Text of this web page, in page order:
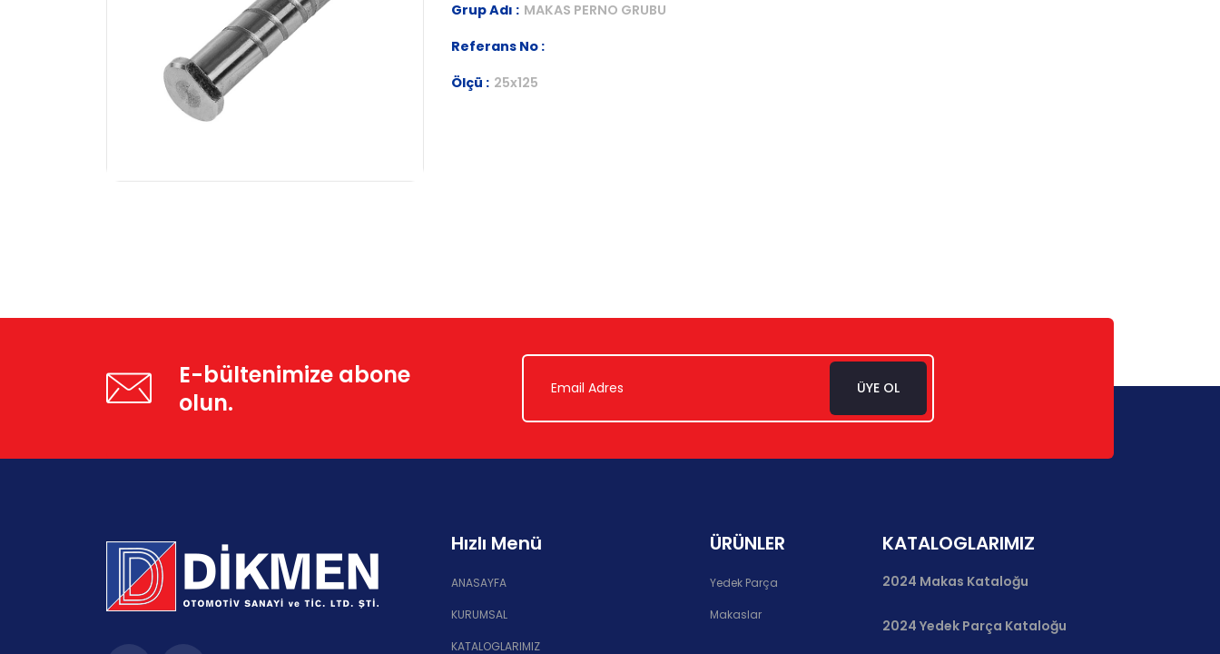
Grup Adı : MAKAS PERNO GRUBU
Referans No :
Ölçü : 25x125
E-bültenimize abone
olun.
ÜYE OL
Hızlı Menü
ANASAYFA
KURUMSAL
KATALOGLARIMIZ
ÜRÜNLER
Yedek Parça
Makaslar
KATALOGLARIMIZ
2024 Makas Kataloğu
2024 Yedek Parça Kataloğu